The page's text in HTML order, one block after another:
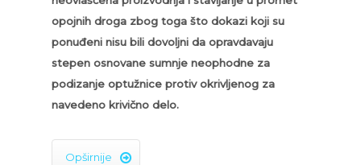
opojnih droga zbog toga što dokazi koji su
ponuđeni nisu bili dovoljni da opravdavaju
stepen osnovane sumnje neophodne za
podizanje optužnice protiv okrivljenog za
navedeno krivično delo.
Opširnije 